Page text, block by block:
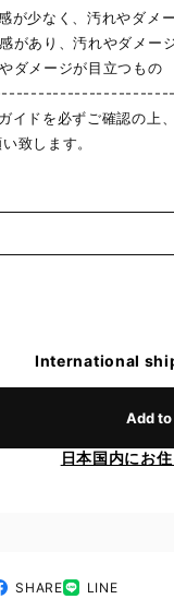
が少なく、汚れやダメ
があり、汚れやダメー
ダメージが目立つもの
イドを必ずご確認の上
致します。
International
Add
日本国内にお
SHARE LINE